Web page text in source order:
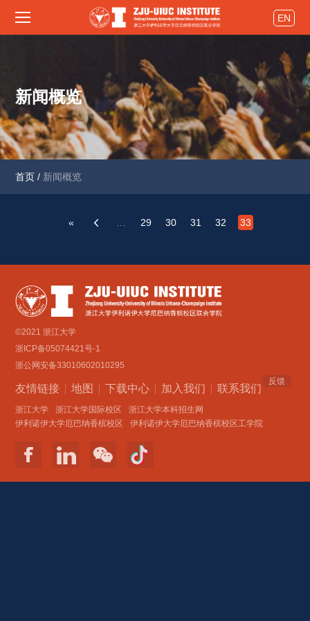
EN
新闻概览
首页 / 新闻概览
«
29 30 31 32 33
©2021 浙江大学
浙ICP备05074421号-1
浙公网安备33010602010295
友情链接 地图 下载中心 加入我们 联系我们
反馈
浙江大学 浙江大学国际校区
浙江大学本科招生网
伊利诺伊大学厄巴纳香槟校区
伊利诺伊大学厄巴纳香槟校区工学院